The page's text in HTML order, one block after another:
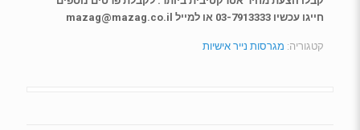
חייגו עכשיו 03-7913333 או למייל mazag@mazag.co.il
קטגוריה: מגרסות נייר אישיות